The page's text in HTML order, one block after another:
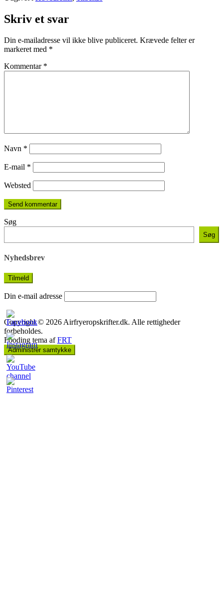
Skriv et svar
Din e-mailadresse vil ikke blive publiceret. Krævede felter er
markeret med *
Kommentar *
Navn *
E-mail *
Websted
Søg
Søg
Nyhedsbrev
Din e-mail adresse
Copyright © 2026 Airfryeropskrifter.dk. Alle rettigheder
forbeholdes.
Fooding tema afFRT
Administrér samtykke